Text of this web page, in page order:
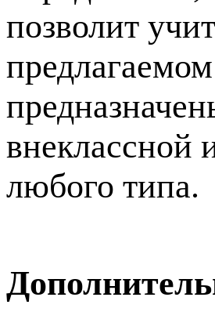
позволит
внеклассной
любого типа.